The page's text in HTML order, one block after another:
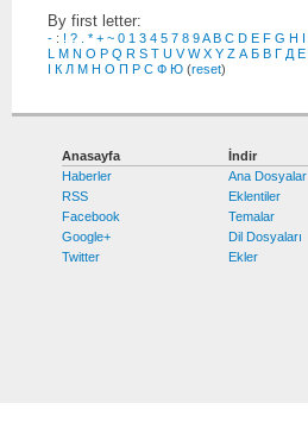
By first letter:
- : ! ? * + ~ 0 1 3 4 5 7 8 9A B C D E F G H
M N O P Q R S T U V W X Y Z А Б В Г Д Е
К Л М Н О П Р С Ф Ю (reset)
Anasayfa
Haberler
RSS
Facebook
Google+
Twitter
İndir
Ana Dosyalar
Eklentiler
Temalar
Dil Dosyaları
Ekler